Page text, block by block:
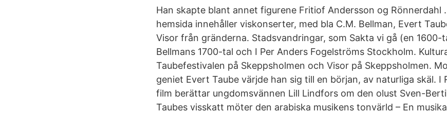
Han skapte blant annet figurene Fritiof Andersson og Rönnerdahl
hemsida innehåller viskonserter, med bla C.M. Bellman, Evert
Visor från gränderna. Stadsvandringar, som Sakta vi gå (en 1600-
Bellmans 1700-tal och I Per Anders Fogelströms Stockholm.
Taubefestivalen på Skeppsholmen och Visor på Skeppsholmen.
geniet Evert Taube värjde han sig till en början, av naturliga skäl. I
film berättar ungdomsvännen Lill Lindfors om den olust Sven-
Taubes visskatt möter den arabiska musikens tonvärld – En